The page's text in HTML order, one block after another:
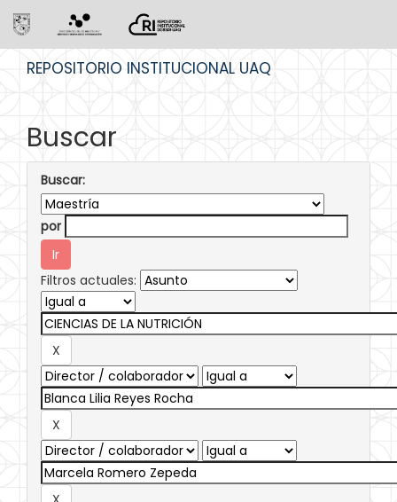
REPOSITORIO INSTITUCIONAL UAQ
Buscar
Buscar:
por
Filtros actuales: